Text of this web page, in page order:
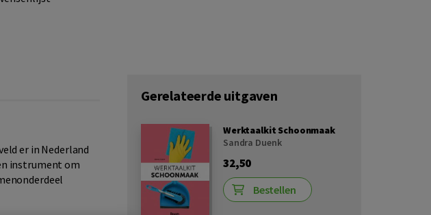
er in Nederland
instrument om
Gerelateerde uitgaven
Werktaalkit Schoonmaak
Sandra Duenk
32,50
Bestellen